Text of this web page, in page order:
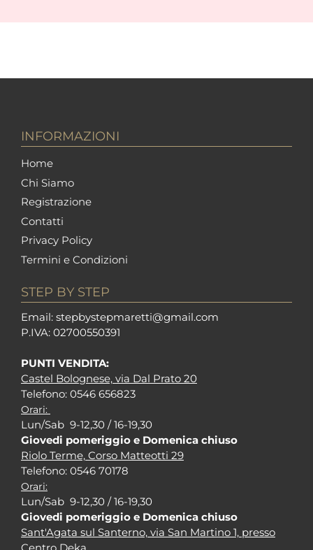
INFORMAZIONI
Home
Chi Siamo
Registrazione
Contatti
Privacy Policy
Termini e Condizioni
STEP BY STEP
Email: stepbystepmaretti@gmail.com
P.IVA: 02700550391
PUNTI VENDITA:
Castel Bolognese, via Dal Prato 20
Telefono: 0546 656823
Orari:
Lun/Sab 9-12,30 / 16-19,30
Giovedi pomeriggio e Domenica chiuso
Riolo Terme, Corso Matteotti 29
Telefono: 0546 70178
Orari:
Lun/Sab 9-12,30 / 16-19,30
Giovedi pomeriggio e Domenica chiuso
Sant'Agata sul Santerno, via San Martino 1, presso